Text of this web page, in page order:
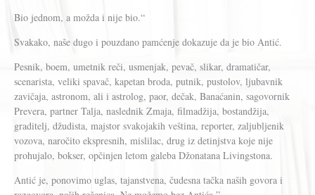
Bio jednom, a možda i nije bio.“
Svakako, naše dugo i pouzdano pamćenje dokazuje da je bio Antić.
Pesnik, boem, umetnik reči, usmenjak, pevač, slikar, dramatičar,
scenarista, veliki spavač, kapetan broda, putnik, pustolov, ljubavnik
zavičaja, astronom, ali i astrolog, paor, dečak, Banaćanin, sagovornik
Prevera, partner Talja, naslednik Zmaja, filmadžija, bostandžija,
graditelj, džudista, majstor svakojakih veština, reporter, zaljubljenik
vozova, naročito ekspresnih, mislilac, drug iz detinjstva koje nije
prohujalo, bokser, opčinjen letom galeba Džonatana Livingstona.
Antić je, ponovimo uglas, tajanstvena, čudesna tačka naših govora i